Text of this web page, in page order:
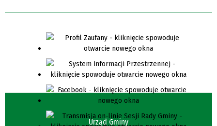
Urząd Gminy